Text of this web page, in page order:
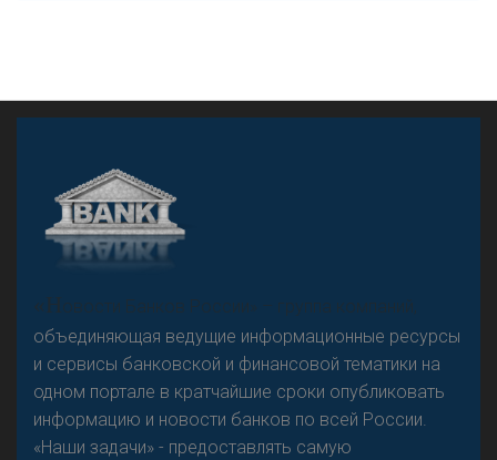
Резкого разворота на рынке автокредитов не
предвидится - «Интервью»
«Н
овости Банков России» – группа компаний,
объединяющая ведущие информационные ресурсы
и сервисы банковской и финансовой тематики на
одном портале в кратчайшие сроки опубликовать
информацию и новости банков по всей России.
«Наши задачи» - предоставлять самую